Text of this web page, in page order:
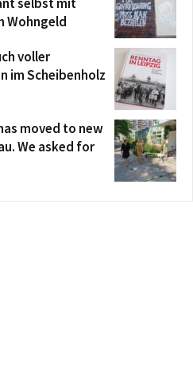
Wohngeld
voller
im Scheibenholz
moved to new
We asked for